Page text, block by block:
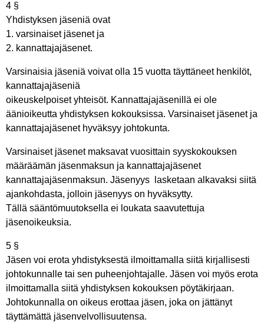
4 §
Yhdistyksen jäseniä ovat
1. varsinaiset jäsenet ja
2. kannattajajäsenet.
Varsinaisia jäseniä voivat olla 15 vuotta täyttäneet henkilöt,
kannattajajäseniä
oikeuskelpoiset yhteisöt. Kannattajajäsenillä ei ole
äänioikeutta yhdistyksen kokouksissa. Varsinaiset jäsenet ja
kannattajajäsenet hyväksyy johtokunta.
Varsinaiset jäsenet maksavat vuosittain syyskokouksen
määräämän jäsenmaksun ja kannattajajäsenet
kannattajajäsenmaksun. Jäsenyys lasketaan alkavaksi siitä
ajankohdasta, jolloin jäsenyys on hyväksytty.
Tällä sääntömuutoksella ei loukata saavutettuja
jäsenoikeuksia.
5 §
Jäsen voi erota yhdistyksestä ilmoittamalla siitä kirjallisesti
johtokunnalle tai sen puheenjohtajalle. Jäsen voi myös erota
ilmoittamalla siitä yhdistyksen kokouksen pöytäkirjaan.
Johtokunnalla on oikeus erottaa jäsen, joka on jättänyt
täyttämättä jäsenvelvollisuutensa.